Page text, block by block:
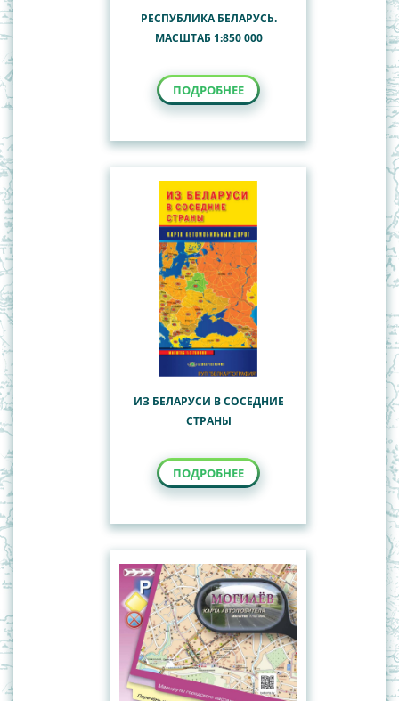
РЕСПУБЛИКА БЕЛАРУСЬ.
МАСШТАБ 1:850 000
ПОДРОБНЕЕ
ИЗ БЕЛАРУСИ В СОСЕДНИЕ
СТРАНЫ
ПОДРОБНЕЕ